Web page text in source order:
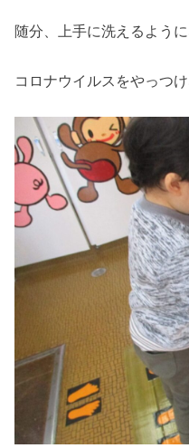
随分、上手に洗えるように
コロナウイルスをやっつ